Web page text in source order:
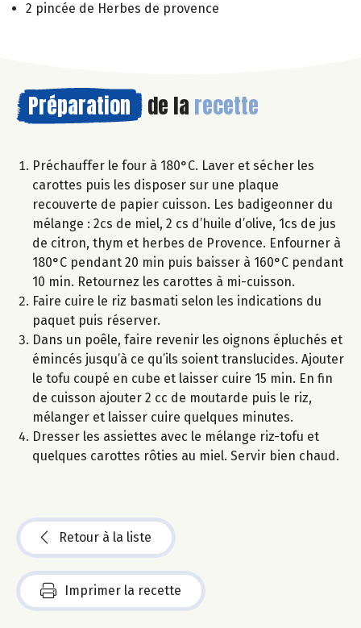
2 pincée de Herbes de provence
Préparation de la recette
Préchauffer le four à 180°C. Laver et sécher les
carottes puis les disposer sur une plaque
recouverte de papier cuisson. Les badigeonner du
mélange : 2cs de miel, 2 cs d’huile d’olive, 1cs de jus
de citron, thym et herbes de Provence. Enfourner à
180°C pendant 20 min puis baisser à 160°C pendant
10 min. Retournez les carottes à mi-cuisson.
Faire cuire le riz basmati selon les indications du
paquet puis réserver.
Dans un poêle, faire revenir les oignons épluchés et
émincés jusqu’à ce qu’ils soient translucides. Ajouter
le tofu coupé en cube et laisser cuire 15 min. En fin
de cuisson ajouter 2 cc de moutarde puis le riz,
mélanger et laisser cuire quelques minutes.
Dresser les assiettes avec le mélange riz-tofu et
quelques carottes rôties au miel. Servir bien chaud.
Retour à la liste
Imprimer la recette